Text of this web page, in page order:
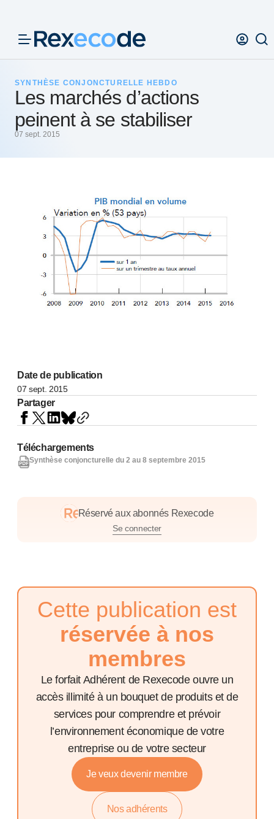
SYNTHÈSE CONJONCTURELLE HEBDO
Les marchés d’actions
peinent à se stabiliser
07 sept. 2015
Date de publication
07 sept. 2015
Partager
Réservé aux abonnés Rexecode
Se connecter
Cette publication est
réservée à nos
membres
Le forfait Adhérent de Rexecode ouvre un
accès illimité à un bouquet de produits et de
services pour comprendre et prévoir
l’environnement économique de votre
entreprise ou de votre secteur
Je veux devenir membre
Nos adhérents
Téléchargements
Synthèse conjoncturelle du 2 au 8 septembre 2015